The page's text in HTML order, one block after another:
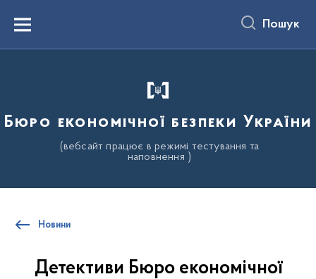
вмістуMenu Пошук
Бюро економічної безпеки України
(вебсайт працює в режимі тестування та
наповнення )
Новини
Детективи Бюро економічної